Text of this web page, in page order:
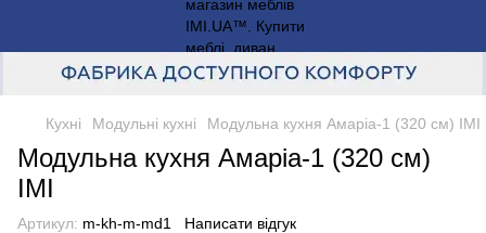
Кухні Модульні кухні Модульна кухня Амаріа-1 (320 см) IMI
Модульна кухня Амаріа-1 (320 см)
IMI
Артикул: m-kh-m-md1 Написати відгук